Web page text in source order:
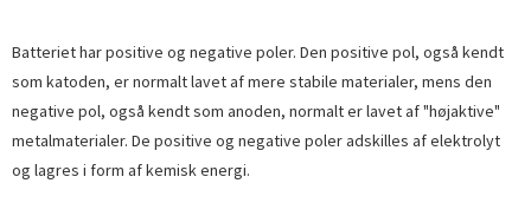
Batteriet har positive og negative poler. Den positive pol, også kendt
som katoden, er normalt lavet af mere stabile materialer, mens den
negative pol, også kendt som anoden, normalt er lavet af "højaktive"
metalmaterialer. De positive og negative poler adskilles af elektrolyt
og lagres i form af kemisk energi.